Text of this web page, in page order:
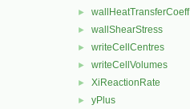
► wallHeatTransferCoeff
► wallShearStress
► writeCellCentres
► writeCellVolumes
► XiReactionRate
► yPlus